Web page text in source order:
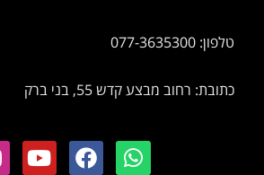
טלפון: 077-3635300
כתובת: רחוב מבצע קדש 55, בני ברק